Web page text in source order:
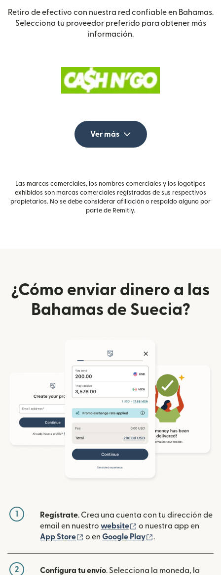
Retiro de efectivo con nuestra red confiable en Bahamas.
Selecciona tu proveedor preferido para obtener más
información.
Ver más
Las marcas comerciales, los nombres comerciales y los logotipos
exhibidos son marcas comerciales registradas de sus respectivos
propietarios. No se debe considerar afiliación o respaldo alguno por
parte de Remitly.
¿Cómo enviar dinero a las
Bahamas de Suecia?
1 Regístrate. Crea una cuenta con tu dirección de
email en nuestro website (se abre en una
o nuestra app en
App Store
(se abre en una ventana nueva)
o en Google Play .
2 Configura tu envío. Selecciona la moneda, la